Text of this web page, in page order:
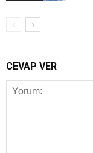
CEVAP VER